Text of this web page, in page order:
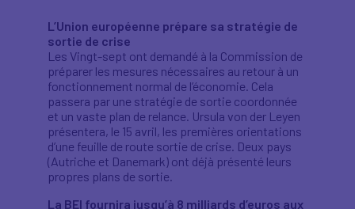
L’Union européenne prépare sa stratégie de
sortie de crise
Les Vingt-sept ont demandé à la Commission de
préparer les mesures nécessaires au retour à un
fonctionnement normal de l’économie. Cela
passera par une stratégie de sortie coordonnée
et un vaste plan de relance. Ursula von der Leyen
présentera, le 15 avril, les premières orientations
d’une feuille de route sortie de crise. Deux pays
(Autriche et Danemark) ont déjà présenté leurs
propres plans de sortie.
La BEI fournira jusqu’à 8 milliards d’euros aux